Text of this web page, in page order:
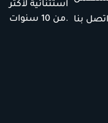
استثنائية لأكثر
من 10 سنوات.
اتصل بنا